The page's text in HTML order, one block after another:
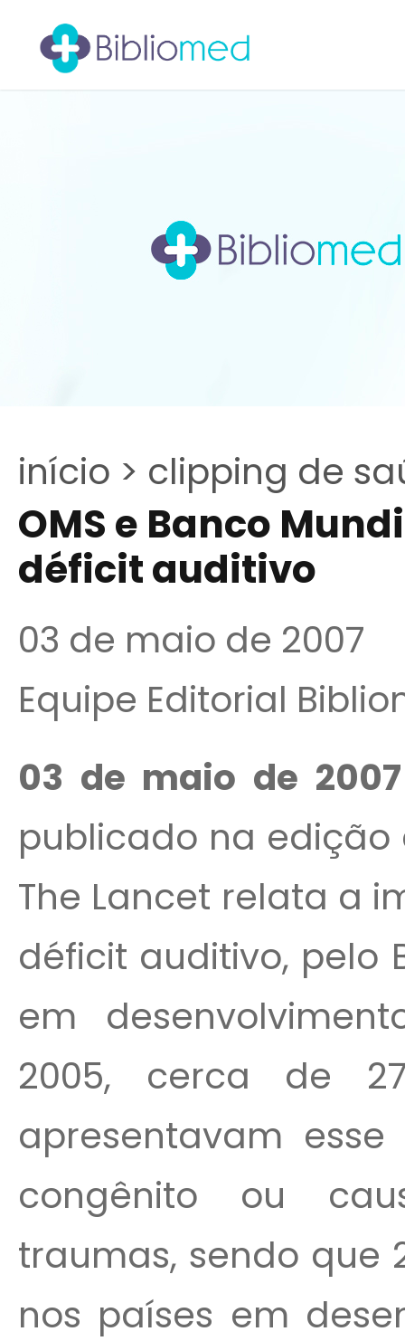
início > clipping de
OMS e Banco
déficit auditivo
03 de maio de 2007
Equipe Editorial
03 de maio de
publicado na
The Lancet relata a
déficit auditivo, pelo
em
2005, cerca de
apresentavam
congênito ou
traumas, sendo que
nos países em